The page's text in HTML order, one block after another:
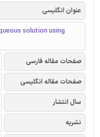
عنوان انگلیسی
solution using
صفحات مقاله فارسی
صفحات مقاله انگلیسی
سال انتشار
نشریه